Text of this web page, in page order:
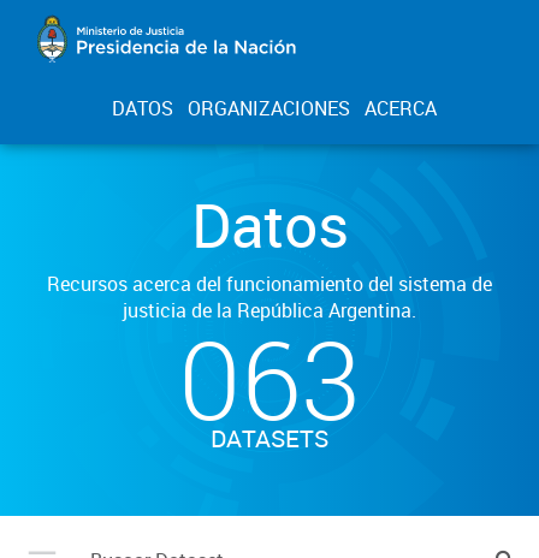
DATOS ORGANIZACIONES ACERCA
Datos
Recursos acerca del funcionamiento del sistema de
justicia de la República Argentina.
063
DATASETS